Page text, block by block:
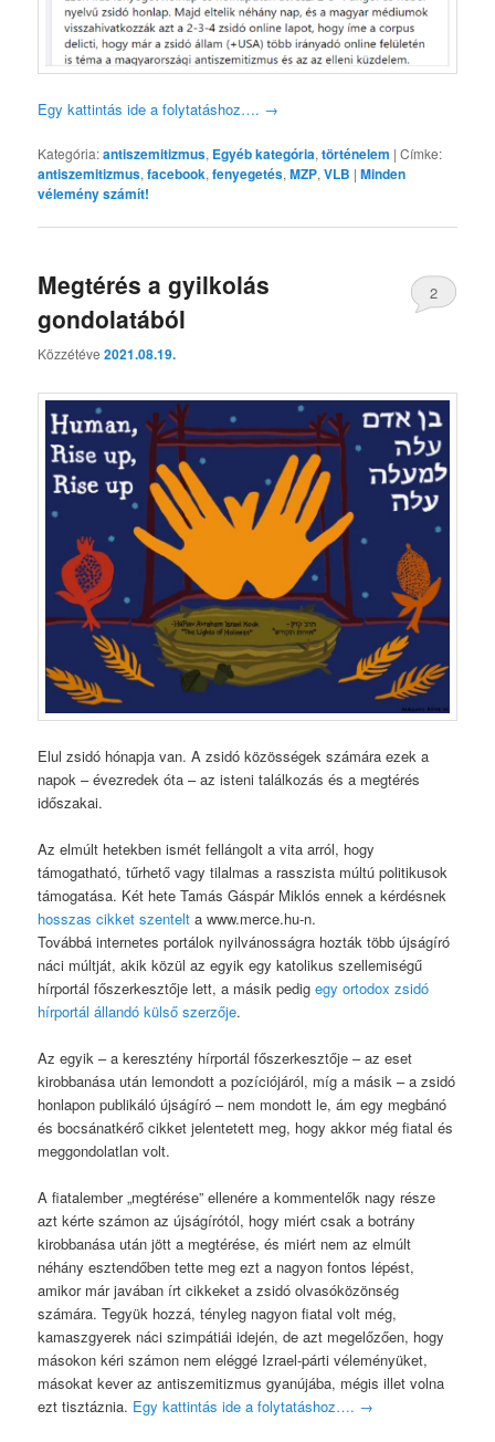
Egy kattintás ide a folytatáshoz…. →
Kategória:antiszemitizmus, Egyéb kategória,történelem |Címke:
antiszemitizmus,facebook,fenyegetés,MZP,VLB |Minden
vélemény számít!
Megtérés a gyilkolás
gondolatából
Közzétéve2021.08.19.
2
Elul zsidó hónapja van. A zsidó közösségek számára ezek a
napok – évezredek óta – az isteni találkozás és a megtérés
időszakai.
Az elmúlt hetekben ismét fellángolt a vita arról, hogy
támogatható, tűrhető vagy tilalmas a rasszista múltú politikusok
támogatása. Két hete Tamás Gáspár Miklós ennek a kérdésnek
hosszas cikket szentelta www.merce.hu-n.
Továbbá internetes portálok nyilvánosságra hozták több újságíró
náci múltját, akik közül az egyik egy katolikus szellemiségű
hírportál főszerkesztője lett, a másik pedigegy ortodox zsidó
hírportál állandó külső szerzője.
Az egyik – a keresztény hírportál főszerkesztője – az eset
kirobbanása után lemondott a pozíciójáról, míg a másik – a zsidó
honlapon publikáló újságíró – nem mondott le, ám egy megbánó
és bocsánatkérő cikket jelentetett meg, hogy akkor még fiatal és
meggondolatlan volt.
A fiatalember „megtérése” ellenére a kommentelők nagy része
azt kérte számon az újságírótól, hogy miért csak a botrány
kirobbanása után jött a megtérése, és miért nem az elmúlt
néhány esztendőben tette meg ezt a nagyon fontos lépést,
amikor már javában írt cikkeket a zsidó olvasóközönség
számára. Tegyük hozzá, tényleg nagyon fiatal volt még,
kamaszgyerek náci szimpátiái idején, de azt megelőzően, hogy
másokon kéri számon nem eléggé Izrael-párti véleményüket,
másokat kever az antiszemitizmus gyanújába, mégis illet volna
ezt tisztáznia. Egy kattintás ide a folytatáshoz…. →